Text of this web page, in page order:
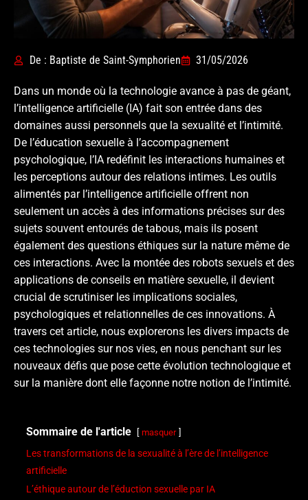
De : Baptiste de Saint-Symphorien 31/05/2026
Dans un monde où la technologie avance à pas de géant,
l’intelligence artificielle (IA) fait son entrée dans des
domaines aussi personnels que la sexualité et l’intimité.
De l’éducation sexuelle à l’accompagnement
psychologique, l’IA redéfinit les interactions humaines et
les perceptions autour des relations intimes. Les outils
alimentés par l’intelligence artificielle offrent non
seulement un accès à des informations précises sur des
sujets souvent entourés de tabous, mais ils posent
également des questions éthiques sur la nature même de
ces interactions. Avec la montée des robots sexuels et des
applications de conseils en matière sexuelle, il devient
crucial de scrutiniser les implications sociales,
psychologiques et relationnelles de ces innovations. À
travers cet article, nous explorerons les divers impacts de
ces technologies sur nos vies, en nous penchant sur les
nouveaux défis que pose cette évolution technologique et
sur la manière dont elle façonne notre notion de l’intimité.
Sommaire de l'article masquer
Les transformations de la sexualité à l’ère de l’intelligence
artificielle
L’éthique autour de l’éduction sexuelle par IA